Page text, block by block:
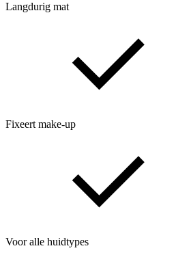
Langdurig mat
Fixeert make-up
Voor alle huidtypes